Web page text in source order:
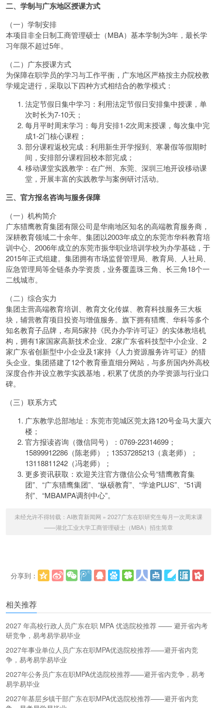
二、学制与广东地区授课方式
（一）学制安排
本项目非全日制工商管理硕士（MBA）基本学制为3年，最长学
习年限不超过5年。
（二）广东授课方式
为保障在职学员的学习与工作平衡，广东地区严格按主办院校教
学规定进行，采取以下四种方式相结合的教学模式：
法定节假日集中学习：利用法定节假日安排集中授课，单
次时长为7-10天；
每月平时周末学习：每月安排1-2次周末授课，每次集中完
成1-2门核心课程；
部分课程返校完成：利用新生开学报到、寒暑假等假期时
间，安排部分课程回校本部完成；
移动课堂实践教学：在广州、东莞、深圳三地开设移动课
堂，开展丰富的实践教学与案例研讨活动。
三、官方报名咨询与服务保障
（一）机构简介
广东猎鹰教育集团有限公司是华南地区知名的高端教育服务商，
深耕教育领域二十余年。集团以2003年成立的东莞市华科教育培
训中心、2006年成立的东莞市振华职业培训学校为办学基础，于
2015年正式组建。集团拥有市场监督管理局、教育局、人社局、
应急管理局等全链条办学资质，业务覆盖珠三角、长三角18个一
二线城市。
（二）综合实力
集团主营高端教育培训、教育文化传媒、教育科技服务三大板
块，辅营教育项目投资与增值服务。旗下拥有猎鹰、华科等多个
知名教育子品牌，布局5家持《民办办学许可证》的实体教培机
构，拥有1家国家高新技术企业、2家广东省科技型中小企业、2
家广东省创新型中小企业及1家持《人力资源服务许可证》的猎
头企业。集团搭建了12个教育垂直细分网站，与多所国内外高校
深度合作并设立教学实践基地，积累了优质的办学资源与行业口
碑。
（三）联系方式
广东教学总部地址：东莞市莞城区莞太路120号金马大厦六
楼；
官方报读咨询（微信同号）：0769-22314699；
15899912286（陈老师）；13537285213（袁老师）；
13118811242（冯老师）；
更多资讯获取：欢迎关注官方微信公众号“猎鹰教育集
团”、“广东猎鹰集团”、“纵硕教育”、“学途PLUS”、“51调
剂”、“MBAMPA调剂中心”。
未经允许不得转载： AI教育新闻网 » 2027广东在职研究生每月一次周末课
——湖北工业大学工商管理硕士（MBA）招生简章
分享到：
相关推荐
2027 年高校行政人员广东在职 MPA 优选院校推荐 —— 避开省内考
研竞争，易考易学易毕业
2027年事业单位人员广东在职MPA优选院校推荐——避开省内竞
争，易考易学易毕业
2027年公务员广东在职MPA优选院校推荐——避开省内竞争，易考
易学易毕业
2027年基层乡镇干部广东在职MPA优选院校推荐——避开省内竞